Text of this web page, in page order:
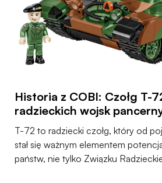
Historia z COBI: Czołg T-
radzieckich wojsk
T-72 to radziecki czołg, który od
stał się ważnym elementem
państw, nie tylko Związku